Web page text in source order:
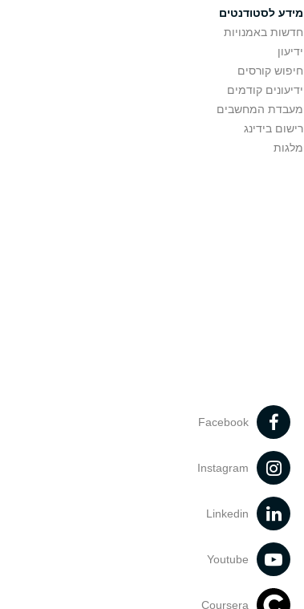
מידע לסטודנטים
חדשות באמנויות
ידיעון
חיפוש קורסים
ידיעונים קודמים
מעבדת המחשבים
רישום בידינג
מלגות
Facebook
Instagram
Linkedin
Youtube
Coursera